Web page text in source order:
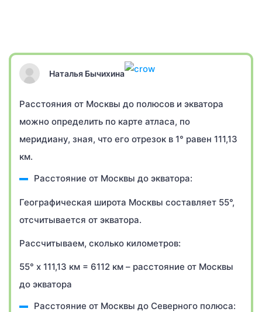
Наталья Бычихина
Расстояния от Москвы до полюсов и экватора
можно определить по карте атласа, по
меридиану, зная, что его отрезок в 1° равен 111,13
км.
Расстояние от Москвы до экватора:
Географическая широта Москвы составляет 55°,
отсчитывается от экватора.
Рассчитываем, сколько километров:
55° х 111,13 км = 6112 км – расстояние от Москвы
до экватора
Расстояние от Москвы до Северного полюса: